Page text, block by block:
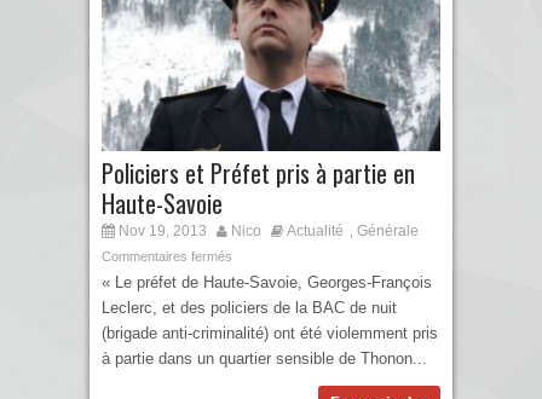
Policiers et Préfet pris à partie en
Haute-Savoie
Nov 19, 2013 Nico Actualité Générale
Commentaires fermés
« Le préfet de Haute-Savoie, Georges-François
Leclerc, et des policiers de la BAC de nuit
(brigade anti-criminalité) ont été violemment pris
à partie dans un quartier sensible de Thonon...